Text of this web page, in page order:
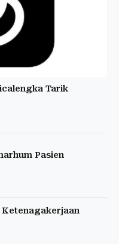
Tarik
Pasien
Ketenagakerjaan